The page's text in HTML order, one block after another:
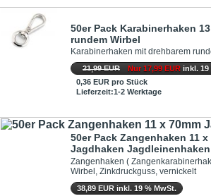
50er Pack Karabinerhaken
rundem Wirbel
Karabinerhaken mit drehbarem
21,99 EUR Nur 17,99 EUR inkl. 19
0,36 EUR pro Stück
Lieferzeit:1-2 Werktage
50er Pack Zangenhaken 11 x
Jagdhaken Jagdleinenhaken
Zangenhaken (
Wirbel, Zinkdruckguss, vernickelt
38,89 EUR inkl. 19 % MwSt.